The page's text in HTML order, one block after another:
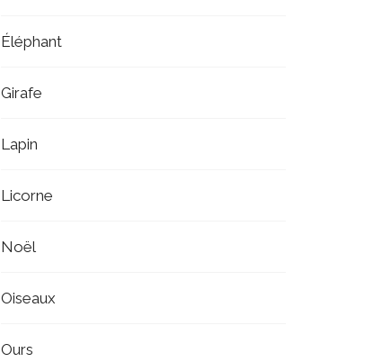
Éléphant
Girafe
Lapin
Licorne
Noël
Oiseaux
Ours